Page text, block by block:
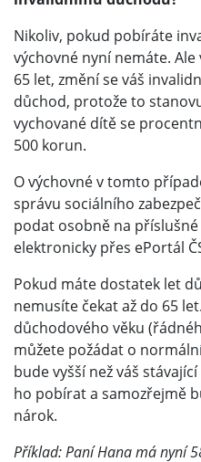
Nikoliv, pokud pobíráte
výchovné nyní nemáte.
65 let, změní se váš
důchod, protože to
vychované dítě se
500 korun.
O výchovné v tomto
správu sociálního
podat osobně na
elektronicky přes ePortál
Pokud máte dostatek let
nemusíte čekat až do 65
důchodového věku
můžete požádat o
bude vyšší než váš
ho pobírat a samozřejmě
nárok.
Příklad: Paní Hana má nyní